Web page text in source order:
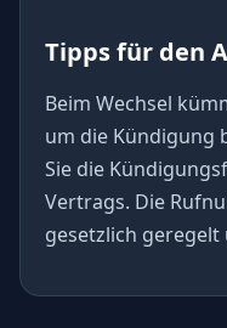
Tipps für den
Beim Wechsel
um die Kündigung
Sie die
Vertrags. Die
gesetzlich